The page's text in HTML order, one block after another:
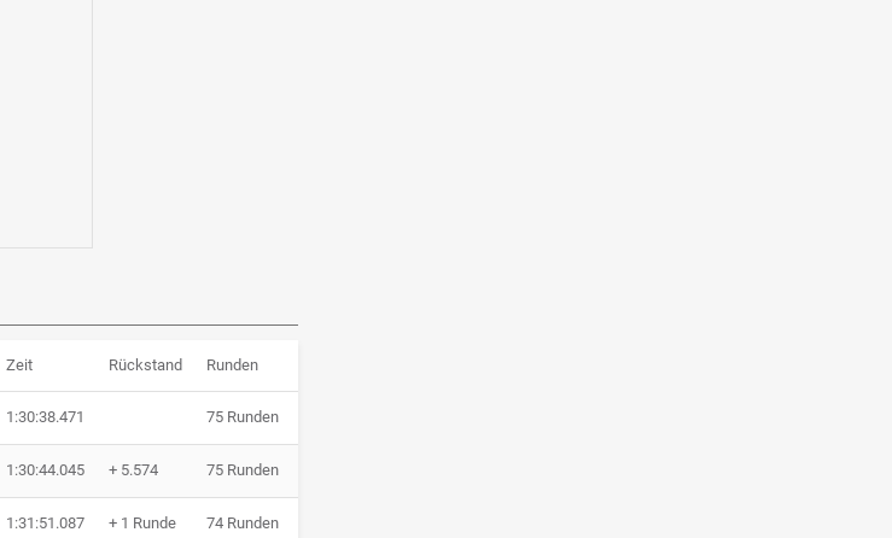
Zeit Rückstand Runden
1:30:38.471 75 Runden
1:30:44.045 + 5.574 75 Runden
1:31:51.087 + 1 Runde 74 Runden